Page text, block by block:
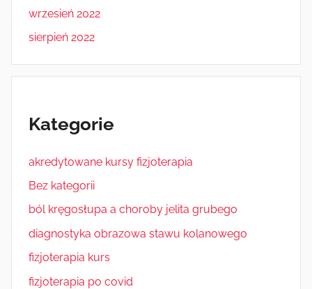
wrzesień 2022
sierpień 2022
Kategorie
akredytowane kursy fizjoterapia
Bez kategorii
ból kręgosłupa a choroby jelita grubego
diagnostyka obrazowa stawu kolanowego
fizjoterapia kurs
fizjoterapia po covid